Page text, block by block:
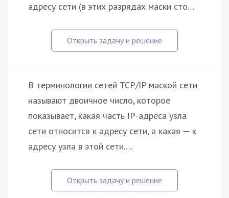
адресу сети (в этих разрядах маски сто…
В терминологии сетей TCP/IP маской сети
называют двоичное число, которое
показывает, какая часть IP-адреса узла
сети относится к адресу сети, а какая — к
адресу узла в этой сети.…